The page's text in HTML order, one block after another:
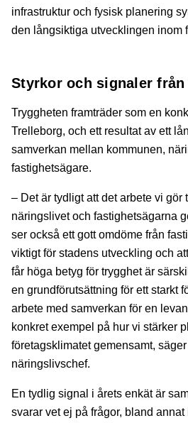
infrastruktur och fysisk planering
den långsiktiga utvecklingen inom
Styrkor och signaler från
Tryggheten framträder som en
Trelleborg, och ett resultat av ett
samverkan mellan kommunen,
fastighetsägare.
– Det är tydligt att det arbete vi gör
näringslivet och fastighetsägarna
ser också ett gott omdöme från
viktigt för stadens utveckling och
får höga betyg för trygghet är
en grundförutsättning för ett starkt
arbete med samverkan för en
konkret exempel på hur vi stärker
företagsklimatet gemensamt,
näringslivschef.
En tydlig signal i årets enkät är
svarar vet ej på frågor, bland